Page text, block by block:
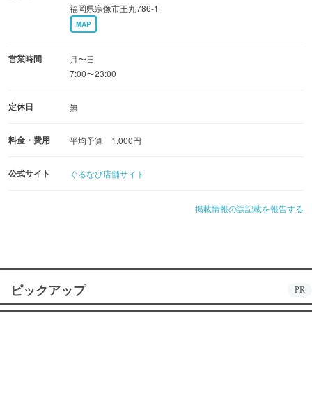
福岡県宗像市王丸786-1
MAP
営業時間
月〜日
7:00〜23:00
定休日 無
料金・費用 平均予算 1,000円
公式サイト ぐるなび店舗サイト
掲載情報の誤記載を報告する
ピックアップ PR